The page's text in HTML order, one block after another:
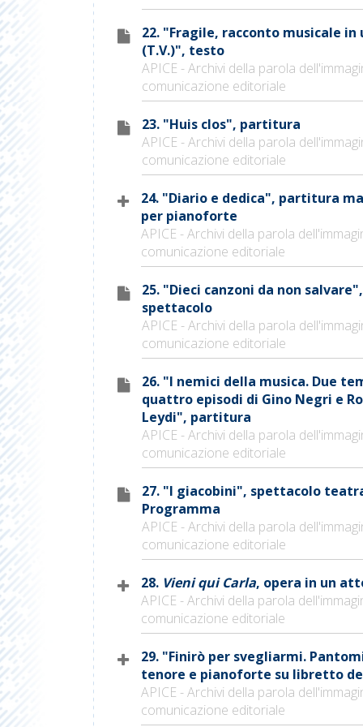
22. "Fragile, racconto musicale in
(T.V.)", testo
APICE - Archivi della parola
comunicazione editoriale
23. "Huis clos", partitura
APICE - Archivi della parola
comunicazione editoriale
24. "Diario e dedica", partitura
per pianoforte
APICE - Archivi della parola
comunicazione editoriale
25. "Dieci canzoni da non salvare",
spettacolo
APICE - Archivi della parola
comunicazione editoriale
26. "I nemici della musica. Due
quattro episodi di Gino Negri e
Leydi", partitura
APICE - Archivi della parola
comunicazione editoriale
27. "I giacobini", spettacolo
Programma
APICE - Archivi della parola
comunicazione editoriale
28. Vieni qui Carla, opera in un
APICE - Archivi della parola
comunicazione editoriale
29. "Finirò per svegliarmi.
tenore e pianoforte su libretto
APICE - Archivi della parola
comunicazione editoriale